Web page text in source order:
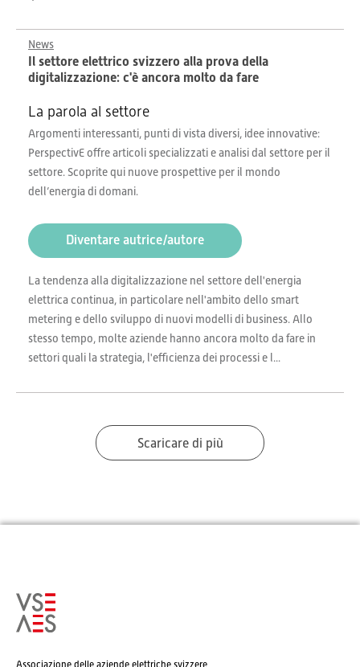
News
Il settore elettrico svizzero alla prova della
digitalizzazione: c'è ancora molto da fare
La parola al settore
Argomenti interessanti, punti di vista diversi, idee innovative:
PerspectivE offre articoli specializzati e analisi dal settore per il
settore. Scoprite qui nuove prospettive per il mondo
dell’energia di domani.
Diventare autrice/autore
La tendenza alla digitalizzazione nel settore dell'energia
elettrica continua, in particolare nell'ambito dello smart
metering e dello sviluppo di nuovi modelli di business. Allo
stesso tempo, molte aziende hanno ancora molto da fare in
settori quali la strategia, l'efficienza dei processi e l...
Scaricare di più
Associazione delle aziende elettriche svizzere